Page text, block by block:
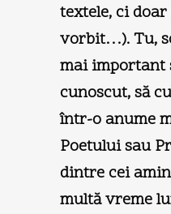
textele, ci
vorbit…). Tu,
mai important
cunoscut, să
într-o anume
Poetului sau
dintre cei
multă vreme